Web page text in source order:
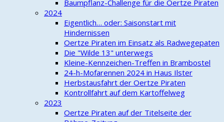
Baumpflanz-Challenge für die Oertze Piraten
2024
Eigentlich… oder: Saisonstart mit
Hindernissen
Oertze Piraten im Einsatz als Radwegepaten
Die "Wilde 13" unterwegs
Kleine-Kennzeichen-Treffen in Brambostel
24-h-Mofarennen 2024 in Haus Ilster
Herbstausfahrt der Oertze Piraten
Kontrollfahrt auf dem Kartoffelweg
2023
Oertze Piraten auf der Titelseite der